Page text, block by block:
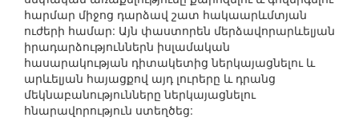
հարմար միջոց դարձավ շատ հակաարևմտյան
ուժերի համար: Այն փաստորեն մերձավորարևելյան
իրադարձություններն իսլամական
հասարակության դիտակետից ներկայացնելու և
արևելյան հայացքով այդ լուրերը և դրանց
մեկնաբանությունները ներկայացնելու
հնարավորություն ստեղծեց: